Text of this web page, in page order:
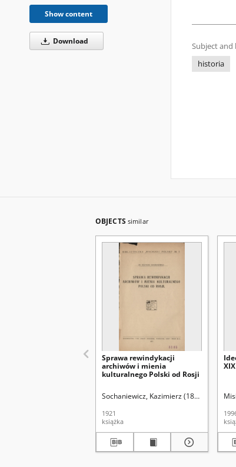
Show content
Download
Subject and
historia
OBJECTS similar
Sprawa rewindykacji
archiwów i mienia
kulturalnego Polski od Rosji
Sochaniewicz, Kazimierz (1892-1930)
1921
książka